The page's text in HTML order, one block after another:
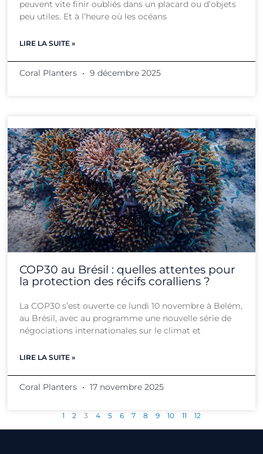
peuvent vite finir oubliés dans un placard ou d’objets
peu utiles. Et à l’heure où les océans
LIRE LA SUITE »
Coral Planters 9 décembre 2025
COP30 au Brésil : quelles attentes pour
la protection des récifs coralliens ?
La COP30 s’est ouverte ce lundi 10 novembre à Belém,
au Brésil, avec au programme une nouvelle série de
négociations internationales sur le climat et
LIRE LA SUITE »
Coral Planters 17 novembre 2025
1 2 3 4 5 6 7 8 9 10 11 12